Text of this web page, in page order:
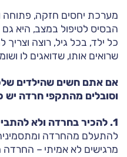
מערכת יחסים חזקה, פתוחה
הבסיס לטיפול במצב, היא
כל ילד, בכל גיל, רוצה
שרואים אותו, שדואגים לו
אם אתם חשים שהילדים
וסובלים מהתקפי חרדה
1. להכיר בחרדה ולא להתבייש בה
להתעלם מהחרדה
מרגישים לא אמיתי – החרדה